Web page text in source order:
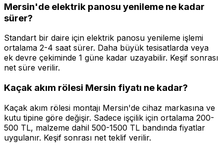
Mersin'de elektrik panosu yenileme ne kadar
sürer?
Standart bir daire için elektrik panosu yenileme işlemi
ortalama 2-4 saat sürer. Daha büyük tesisatlarda veya
ek devre çekiminde 1 güne kadar uzayabilir. Keşif sonrası
net süre verilir.
Kaçak akım rölesi Mersin fiyatı ne kadar?
Kaçak akım rölesi montajı Mersin'de cihaz markasına ve
kutu tipine göre değişir. Sadece işçilik için ortalama 200-
500 TL, malzeme dahil 500-1500 TL bandında fiyatlar
uygulanır. Keşif sonrası net teklif verilir.